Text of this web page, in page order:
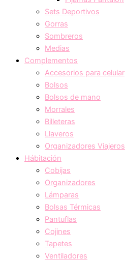
Sets Deportivos
Gorras
Sombreros
Medias
Complementos
Accesorios para celular
Bolsos
Bolsos de mano
Morrales
Billeteras
Llaveros
Organizadores Viajeros
Hábitación
Cobijas
Organizadores
Lámparas
Bolsas Térmicas
Pantuflas
Cojines
Tapetes
Ventiladores